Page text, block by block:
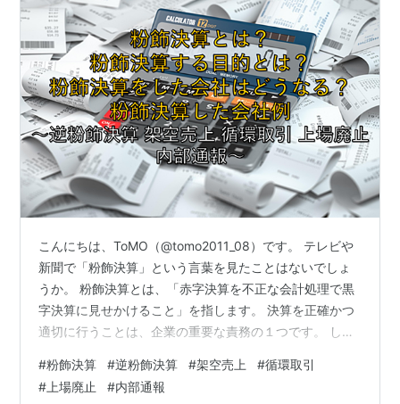
こんにちは、ToMO（@tomo2011_08）です。 テレビや
新聞で「粉飾決算」という言葉を見たことはないでしょ
うか。 粉飾決算とは、「赤字決算を不正な会計処理で黒
字決算に見せかけること」を指します。 決算を正確かつ
適切に行うことは、企業の重要な責務の１つです。 しか
題となっています。 黒字決算を赤字決算に見せかける
「逆粉飾決算」と併せて、いずれの場合も厳しい罰則が
#粉飾決算 #逆粉飾決算 #架空売上 #循環取引
# 上場廃止 #内部通報